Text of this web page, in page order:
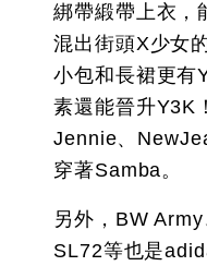
綁帶緞帶上衣，
混出街頭X少女
小包和長裙更有
素還能晉升Y3K
Jennie、
穿著Samba。
另外，BW
SL72等也是